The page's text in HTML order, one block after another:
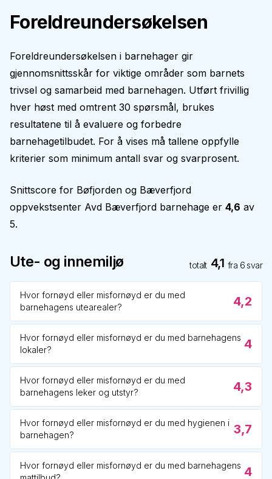
Foreldreundersøkelsen
Foreldreundersøkelsen i barnehager gir
gjennomsnittsskår for viktige områder som barnets
trivsel og samarbeid med barnehagen. Utført frivillig
hver høst med omtrent 30 spørsmål, brukes
resultatene til å evaluere og forbedre
barnehagetilbudet. For å vises må tallene oppfylle
kriterier som minimum antall svar og svarprosent.
Snittscore for Bøfjorden og Bæverfjord
oppvekstsenter Avd Bæverfjord barnehage er 4,6 av
5.
Ute- og innemiljø totalt 4,1 fra 6 svar
Hvor fornøyd eller misfornøyd er du med
barnehagens utearealer?
4,2
Hvor fornøyd eller misfornøyd er du med barnehagens
lokaler?
4
Hvor fornøyd eller misfornøyd er du med
barnehagens leker og utstyr?
4,3
Hvor fornøyd eller misfornøyd er du med hygienen i
barnehagen?
3,7
Hvor fornøyd eller misfornøyd er du med barnehagens 4